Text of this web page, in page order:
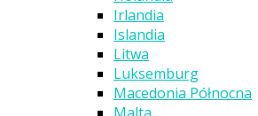
Irlandia
Islandia
Litwa
Luksemburg
Macedonia Północna